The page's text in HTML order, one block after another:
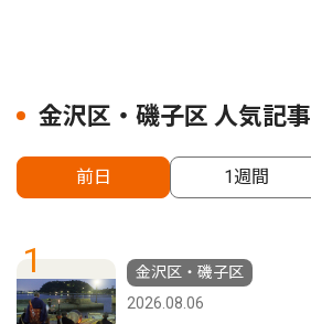
金沢区・磯子区 人気記
前日 1週間
1
金沢区・磯子区
2026.08.06